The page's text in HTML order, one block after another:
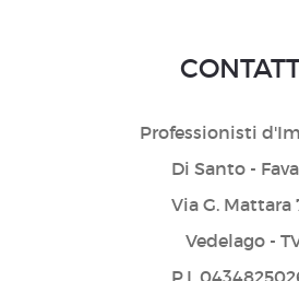
Professionisti
Di Santo -
Via G. Mattara
Vedelago -
P.I.